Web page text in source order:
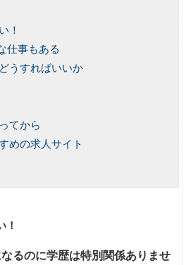
！
仕事もある
うすればいいか
てから
めの求人サイト
！
るのに学歴は特別関係ありませ